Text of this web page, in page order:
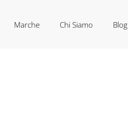
Marche Chi Siamo Blog